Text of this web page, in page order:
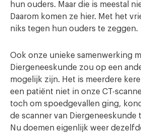
hun ouders. Maar die is meestal
Daarom komen ze hier. Met het
niks tegen hun ouders te zeggen.
Ook onze unieke samenwerking
Diergeneeskunde zou op een
mogelijk zijn. Het is meerdere
een patiënt niet in onze CT-
toch om spoed­gevallen ging,
de scanner van Diergeneeskunde
Nu doemen eigenlijk weer